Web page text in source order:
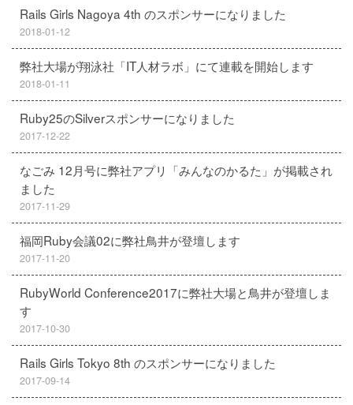
Rails Girls Nagoya 4th のスポンサーになりました
2018-01-12
弊社大場が翔泳社「IT人材ラボ」にて連載を開始します
2018-01-11
Ruby25のSilverスポンサーになりました
2017-12-22
なごみ 12月号に弊社アプリ「みんなのかるた」が掲載され
ました
2017-11-29
福岡Ruby会議02に弊社鳥井が登壇します
2017-11-20
RubyWorld Conference2017に弊社大場と鳥井が登壇しま
す
2017-10-30
Rails Girls Tokyo 8th のスポンサーになりました
2017-09-14